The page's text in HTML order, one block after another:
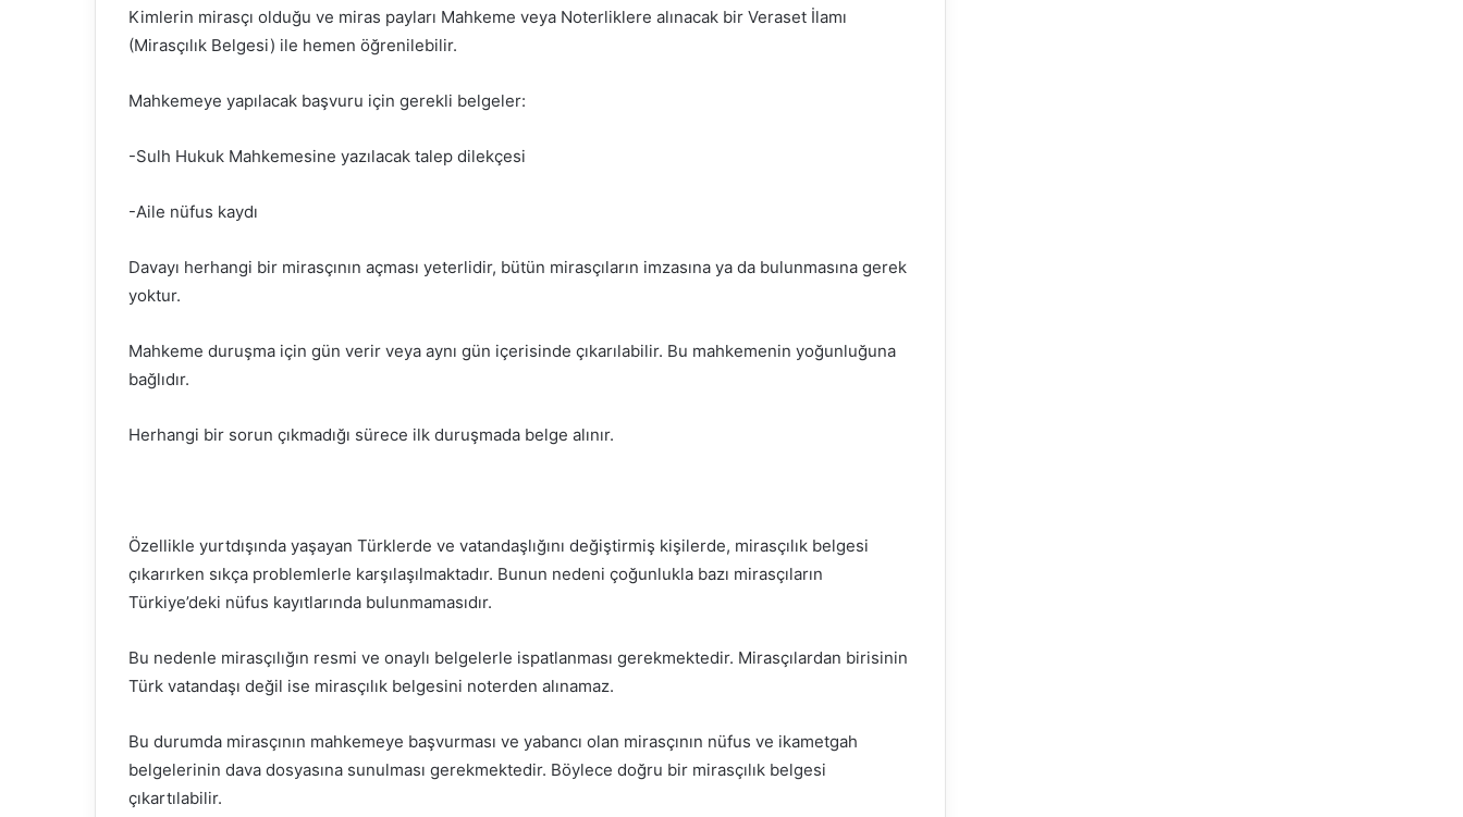
Kimlerin mirasçı olduğu ve miras payları Mahkeme veya Noterliklere alınacak bir Veraset İlamı
(Mirasçılık Belgesi) ile hemen öğrenilebilir.
Mahkemeye yapılacak başvuru için gerekli belgeler:
-Sulh Hukuk Mahkemesine yazılacak talep dilekçesi
-Aile nüfus kaydı
Davayı herhangi bir mirasçının açması yeterlidir, bütün mirasçıların imzasına ya da bulunmasına gerek
yoktur.
Mahkeme duruşma için gün verir veya aynı gün içerisinde çıkarılabilir. Bu mahkemenin yoğunluğuna
bağlıdır.
Herhangi bir sorun çıkmadığı sürece ilk duruşmada belge alınır.
Özellikle yurtdışında yaşayan Türklerde ve vatandaşlığını değiştirmiş kişilerde, mirasçılık belgesi
çıkarırken sıkça problemlerle karşılaşılmaktadır. Bunun nedeni çoğunlukla bazı mirasçıların
Türkiye’deki nüfus kayıtlarında bulunmamasıdır.
Bu nedenle mirasçılığın resmi ve onaylı belgelerle ispatlanması gerekmektedir. Mirasçılardan birisinin
Türk vatandaşı değil ise mirasçılık belgesini noterden alınamaz.
Bu durumda mirasçının mahkemeye başvurması ve yabancı olan mirasçının nüfus ve ikametgah
belgelerinin dava dosyasına sunulması gerekmektedir. Böylece doğru bir mirasçılık belgesi
çıkartılabilir.